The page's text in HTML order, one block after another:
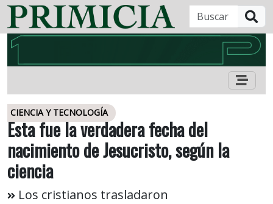
CIENCIA Y TECNOLOGÍA
Esta fue la verdadera fecha del
nacimiento de Jesucristo, según la
ciencia
Los cristianos trasladaron